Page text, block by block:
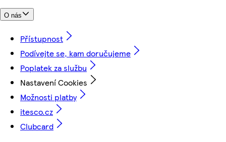
O nás
Přístupnost
Podívejte se, kam doručujeme
Poplatek za službu
Nastavení Cookies
Možnosti platby
itesco.cz
Clubcard